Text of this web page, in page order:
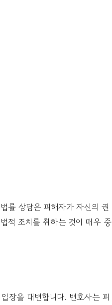
률 상담은 피해자가 자신의 권
적 조치를 취하는 것이 매우 중
장을 대변합니다. 변호사는 피